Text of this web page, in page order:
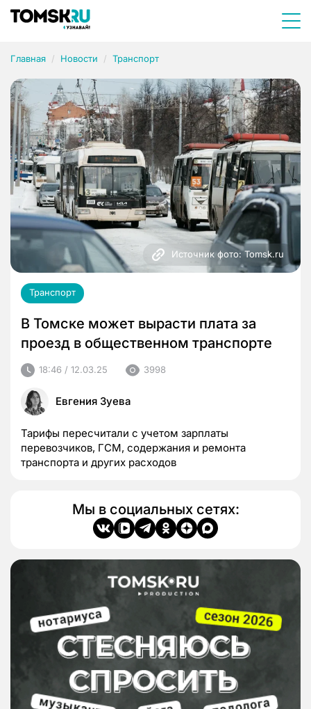
Главная Новости Транспорт
Источник фото: Tomsk.ru
Транспорт
В Томске может вырасти плата за
проезд в общественном транспорте
18:46 / 12.03.25 3998
Евгения Зуева
Тарифы пересчитали с учетом зарплаты
перевозчиков, ГСМ, содержания и ремонта
транспорта и других расходов
Мы в социальных сетях: